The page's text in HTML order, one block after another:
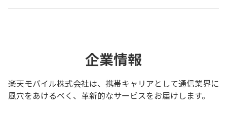
企業情報
楽天モバイル株式会社は、携帯キャリアとして通信業界に
風穴をあけるべく、革新的なサービスをお届けします。